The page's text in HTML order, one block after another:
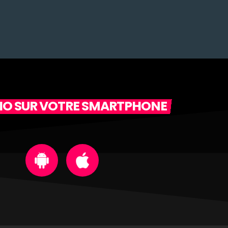
SUR VOTRE SMARTPHONE